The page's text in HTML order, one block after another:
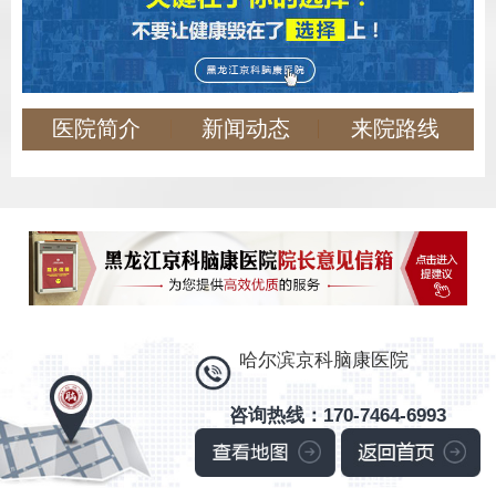
医院简介 新闻动态 来院路线
哈尔滨京科脑康医院
咨询热线：170-7464-6993